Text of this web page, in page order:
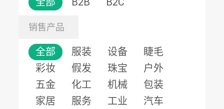
销售产品
全部 服装 设备
睫毛
彩妆
假发 珠宝
户外
五金
化工 机械
包装
家居
服务 工业 汽车